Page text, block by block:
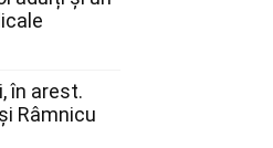
în arest.
Râmnicu